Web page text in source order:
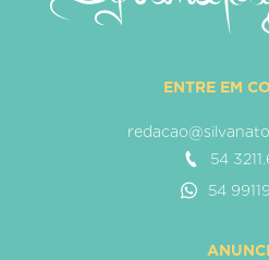
ENTRE EM
54
54